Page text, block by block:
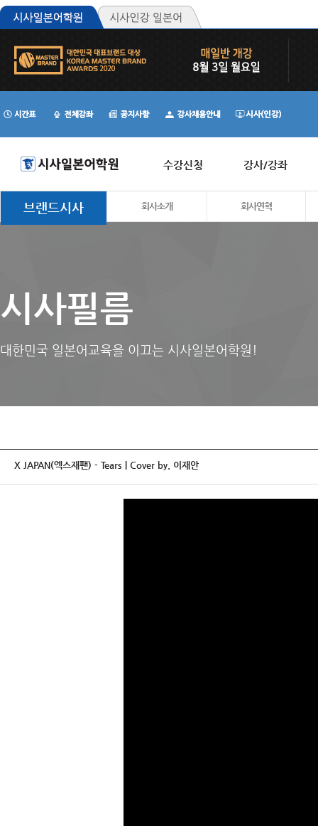
수강신청 강사/강좌
브랜드시사 회사소개 회사연혁
시사필름
대한민국 일본어교육을 이끄는 시사일본어학원!
X JAPAN(엑스재팬) - Tears | Cover by. 이재안